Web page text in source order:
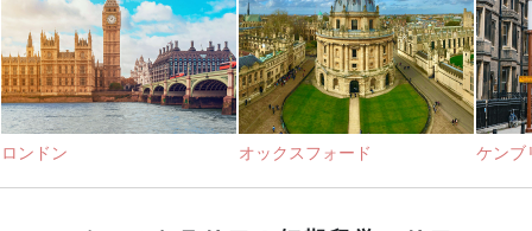
ロンドン オックスフォード ケンブ